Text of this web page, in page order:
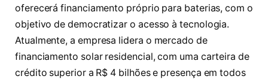
oferecerá financiamento próprio para baterias, com o
objetivo de democratizar o acesso à tecnologia.
Atualmente, a empresa lidera o mercado de
financiamento solar residencial, com uma carteira de
crédito superior a R$ 4 bilhões e presença em todos